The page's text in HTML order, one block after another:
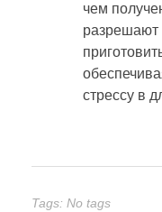
чем
разрешают
стрессу в
Tags: No tags